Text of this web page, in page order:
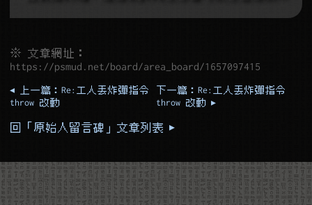
※ 文章網址：
https://psmud.net/board/area_board/1657097415
◂ 上一篇：Re:工人丟炸彈指令
throw 改動
下一篇：Re:工人丟炸彈指令
throw 改動 ▸
回「原始人留言碑」文章列表 ▸